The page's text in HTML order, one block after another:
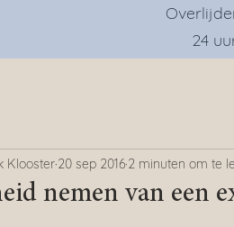
24
nemen van een
Klooster 20 sep 2016 2 minuten om te